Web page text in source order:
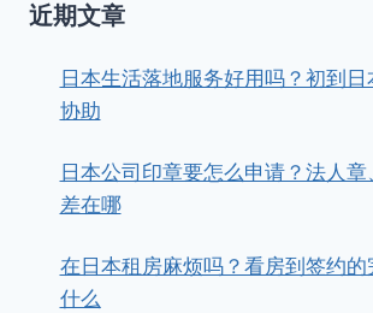
近期文章
日本生活落地服务好用吗？初到
协助
日本公司印章要怎么申请？法人
差在哪
在日本租房麻烦吗？看房到签约
什么